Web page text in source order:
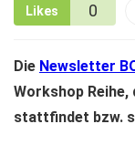
Likes 0
Die Newsletter
Workshop Reihe,
stattfindet bzw.